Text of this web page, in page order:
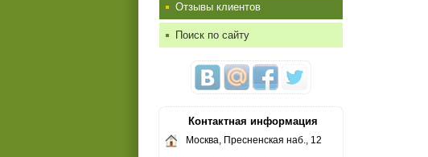
Отзывы клиентов
Поиск по сайту
Контактная информация
Москва, Пресненская наб., 12